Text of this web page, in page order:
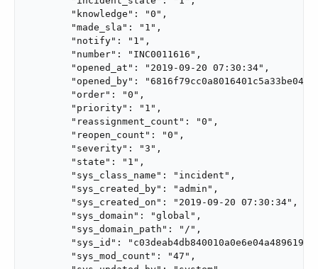
        "knowledge": "0",
        "made_sla": "1",
        "notify": "1",
        "number": "INC0011616",
        "opened_at": "2019-09-20 07:30:34",
"opened_by":
        "order": "0",
        "priority": "1",
        "reassignment_count": "0",
        "reopen_count": "0",
        "severity": "3",
        "state": "1",
        "sys_class_name": "incident",
        "sys_created_by": "admin",
        "sys_created_on": "2019-09-20 07:30:34",
        "sys_domain": "global",
        "sys_domain_path": "/",
"sys_id":
        "sys_mod_count": "47",